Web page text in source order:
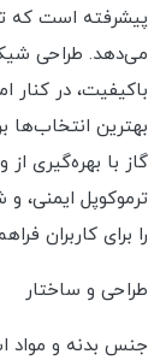
پیشرفته است که
می‌دهد. طراحی شیک
باکیفیت، در کنار
بهترین انتخاب‌ها
گاز با بهره‌گیری
ترموکوپل ایمنی،
را برای کاربران
طراحی و ساختار
جنس بدنه و مواد